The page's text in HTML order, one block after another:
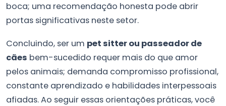
boca; uma recomendação honesta pode abrir
portas significativas neste setor.
Concluindo, ser um pet sitter ou passeador de
cães bem-sucedido requer mais do que amor
pelos animais; demanda compromisso profissional,
constante aprendizado e habilidades interpessoais
afiadas. Ao seguir essas orientações práticas, você